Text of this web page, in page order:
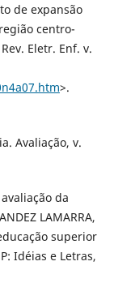
de expansão
centro-
Eletr. Enf. v.
>.
Avaliação, v.
avaliação da
LAMARRA,
superior
Idéias e Letras,